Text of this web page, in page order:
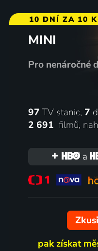
10 DNÍ ZA 10
MINI
Pro nenáročné
97 TV stanic, 7
2 691 filmů,
a
pak získat